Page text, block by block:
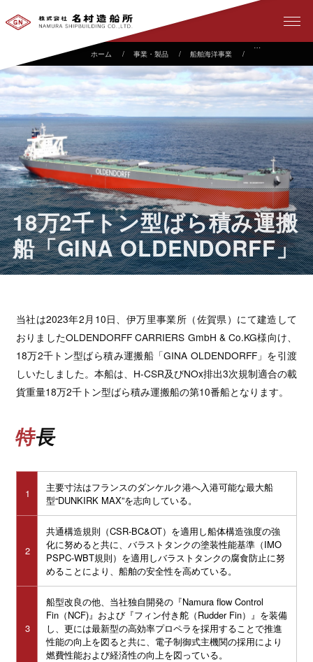
事業・製品 船舶海洋事業
18万2千トン型ばら積み運搬
船「GINA OLDENDORFF」
当社は2023年2月10日、伊万里事業所（佐賀県）にて建造して
おりましたOLDENDORFF CARRIERS GmbH & Co.KG様向け、
18万2千トン型ばら積み運搬船「GINA OLDENDORFF」を引渡
しいたしました。本船は、H-CSR及びNOx排出3次規制適合の載
貨重量18万2千トン型ばら積み運搬船の第10番船となります。
特長
1
主要寸法はフランスのダンケルク港へ入港可能な最大船
型“DUNKIRK MAX”を志向している。
2
共通構造規則（CSR-BC&OT）を適用し船体構造強度の強
化に努めると共に、バラストタンクの塗装性能基準（IMO
PSPC-WBT規則）を適用しバラストタンクの腐食防止に努
めることにより、船舶の安全性を高めている。
3
船型改良の他、当社独自開発の『Namura flow Control
Fin（NCF)』および『フィン付き舵（Rudder Fin）』を装備
し、更には最新型の高効率プロペラを採用することで推進
性能の向上を図ると共に、電子制御式主機関の採用により
燃費性能および経済性の向上を図っている。